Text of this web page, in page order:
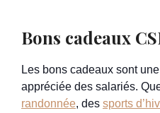
Bons cadeaux
Les bons cadeaux sont
appréciée des salariés.
randonnée, des sports